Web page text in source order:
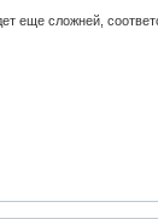
еще сложней,